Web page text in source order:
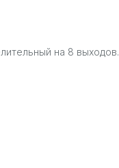
на 8 выходов.